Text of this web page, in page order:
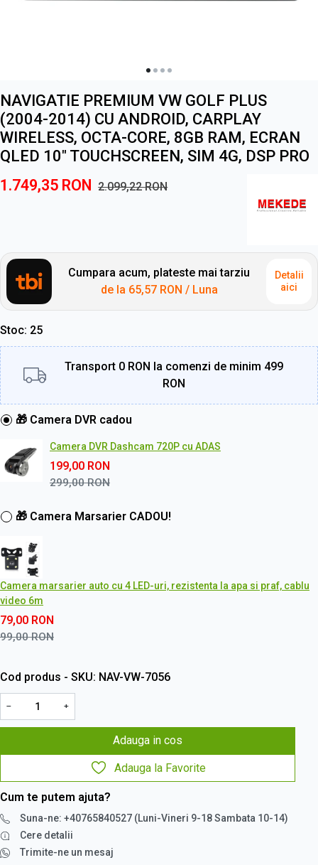
NAVIGATIE PREMIUM VW GOLF PLUS
(2004-2014) CU ANDROID, CARPLAY
WIRELESS, OCTA-CORE, 8GB RAM, ECRAN
QLED 10" TOUCHSCREEN, SIM 4G, DSP PRO
1.749,35 RON 2.099,22RON
Cumpara acum, plateste mai tarziu
de la 65,57 RON / Luna
Detalii
aici
Stoc 25
Transport 0 RON la comenzi de minim 499
RON
🎁 Camera DVR cadou
Camera DVR Dashcam 720P cu ADAS
199,00 RON
299,00RON
🎁 Camera Marsarier CADOU!
Camera marsarier auto cu 4 LED-uri, rezistenta la apa si praf, cablu
video 6m
79,00 RON
99,00RON
Cod produs - SKU NAV-VW-7056
− +
Adauga in cos
Adauga la Favorite
Cum te putem ajuta?
Suna-ne: +40765840527 (Luni-Vineri 9-18 Sambata 10-14)
Cere detalii
Trimite-ne un mesaj